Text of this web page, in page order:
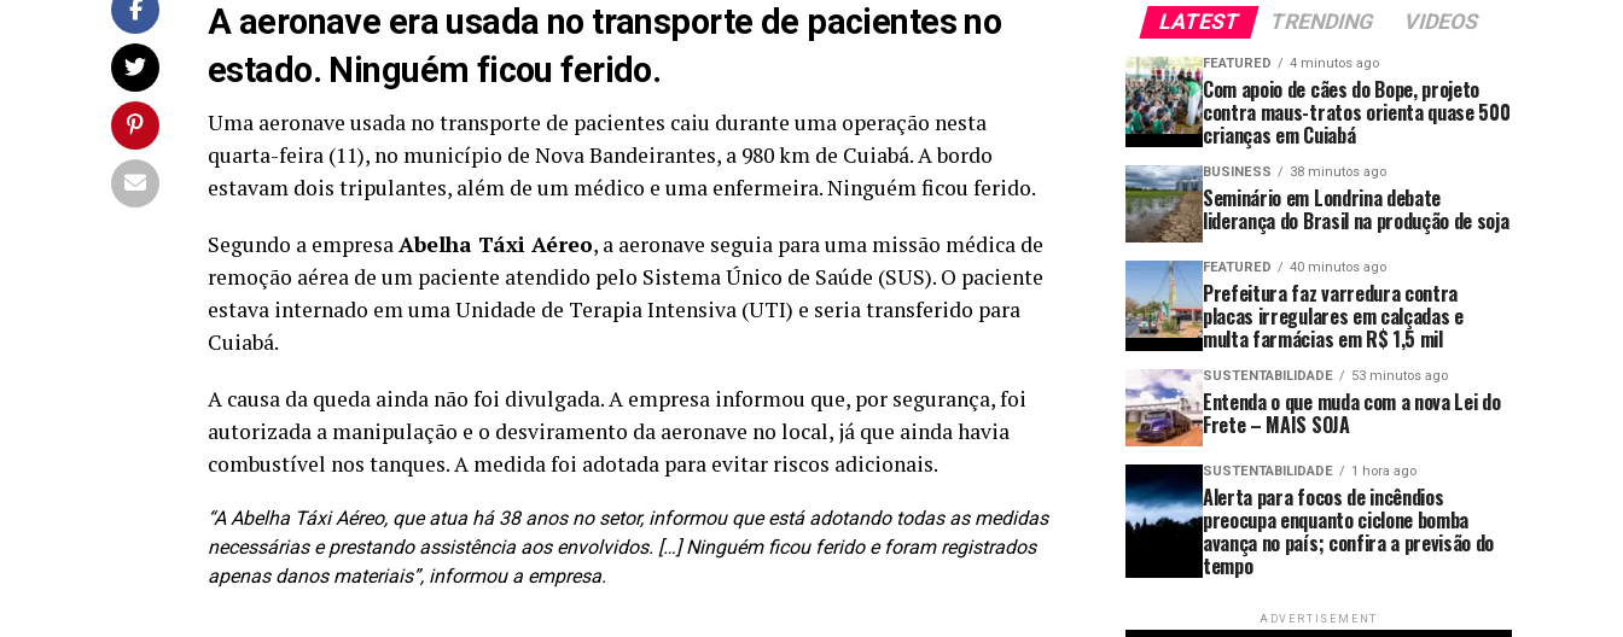
A aeronave era usada no transporte de pacientes no
estado. Ninguém ficou ferido.
Uma aeronave usada no transporte de pacientes caiu durante uma operação nesta
quarta-feira (11), no município de Nova Bandeirantes, a 980 km de Cuiabá. A bordo
estavam dois tripulantes, além de um médico e uma enfermeira. Ninguém ficou ferido.
Segundo a empresaAbelha Táxi Aéreo, a aeronave seguia para uma missão médica de
remoção aérea de um paciente atendido pelo Sistema Único de Saúde (SUS). O paciente
estava internado em uma Unidade de Terapia Intensiva (UTI) e seria transferido para
Cuiabá.
A causa da queda ainda não foi divulgada. A empresa informou que, por segurança, foi
autorizada a manipulação e o desviramento da aeronave no local, já que ainda havia
combustível nos tanques. A medida foi adotada para evitar riscos adicionais.
“A Abelha Táxi Aéreo, que atua há 38 anos no setor, informou que está adotando todas as medidas
necessárias e prestando assistência aos envolvidos. […] Ninguém ficou ferido e foram registrados
apenas danos materiais”, informou a empresa.
LATEST TRENDING VIDEOS
FEATURED 4 minutos ago
Com apoio de cães do Bope, projeto
contra maus-tratos orienta quase 500
crianças em Cuiabá
BUSINESS 38 minutos ago
Seminário em Londrina debate
liderança do Brasil na produção de soja
FEATURED 40 minutos ago
Prefeitura faz varredura contra
placas irregulares em calçadas e
multa farmácias em R$ 1,5 mil
SUSTENTABILIDADE 53 minutos ago
Entenda o que muda com a nova Lei do
Frete – MAIS SOJA
SUSTENTABILIDADE 1 hora ago
Alerta para focos de incêndios
preocupa enquanto ciclone bomba
avança no país; confira a previsão do
tempo
ADVERTISEMENT